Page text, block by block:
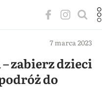
7 marca 2023
zabierz dzieci
do